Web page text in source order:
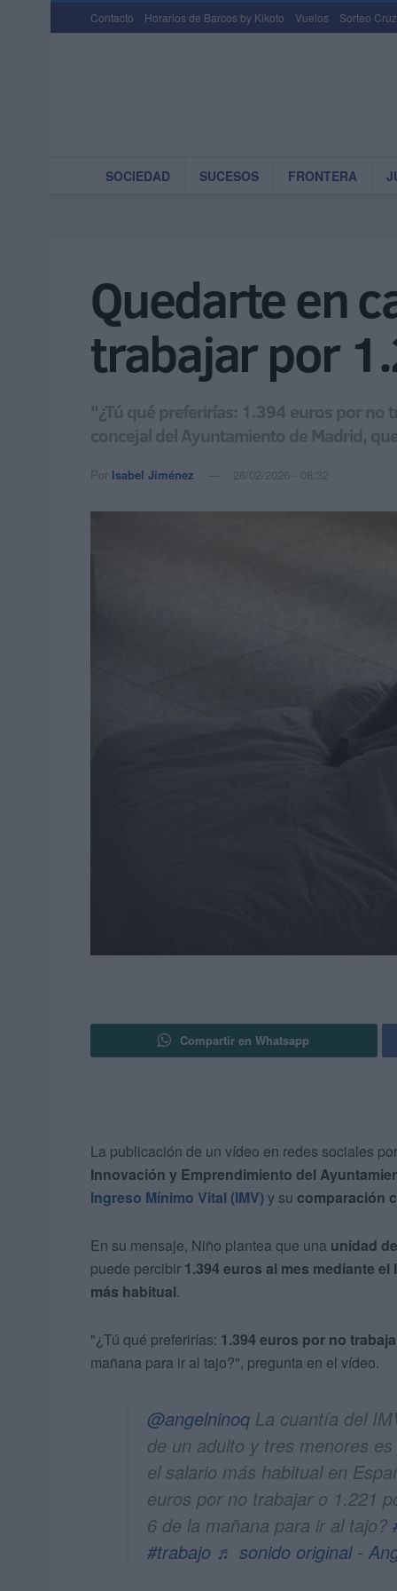
Contacto Horarios de Barcos by Kikoto Vuelos Sorteo
SOCIEDAD SUCESOS FRONTERA
Quedarte en
trabajar por
"¿Tú qué preferirías: 1.394 euros por no
concejal del Ayuntamiento de Madrid,
Por Isabel Jiménez 26/02/2026 - 08:32
Compartir en Whatsapp
La publicación de un vídeo en redes sociales
Innovación y Emprendimiento del
Ingreso Mínimo Vital (IMV)y su comparación
En su mensaje, Niño plantea que una unidad
puede percibir 1.394 euros al mes mediante el
más habitual.
"¿Tú qué preferirías: 1.394 euros por no
mañana para ir al tajo?", pregunta en el vídeo.
@angelninoq La cuantía del
de un adulto y tres menores
el salario más habitual en
euros por no trabajar o 1.221
6 de la mañana para ir al tajo?
#trabajo ♬ sonido original -